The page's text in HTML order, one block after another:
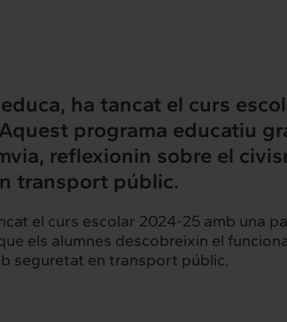
, ha tancat el curs
programa educatiu
reflexionin sobre el
transport públic.
el curs escolar 2024-25 amb una
els alumnes descobreixin el
seguretat en transport públic.